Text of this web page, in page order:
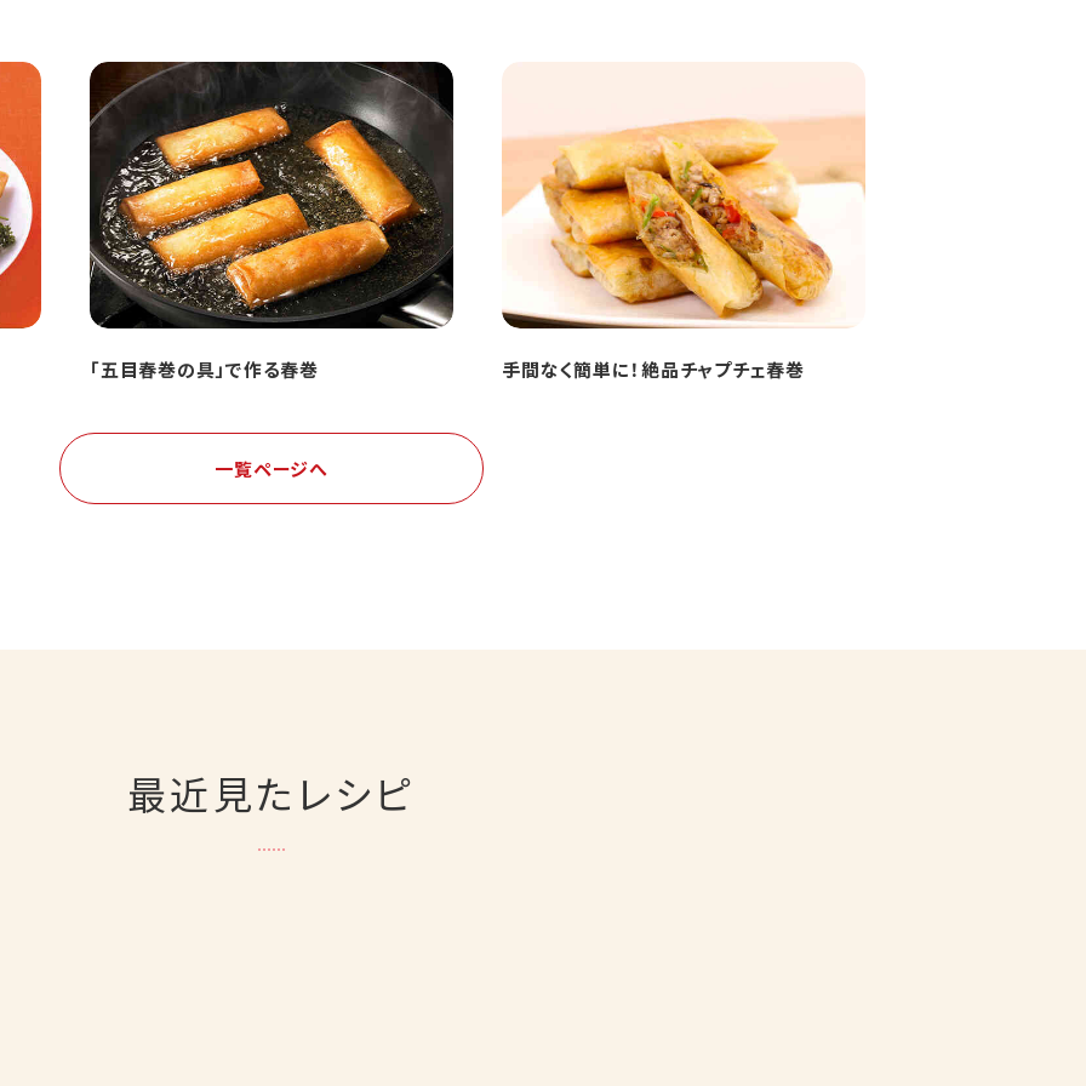
「五目春巻の具」で作る春巻 手間なく簡単に！絶品チャプチェ春巻
一覧ページへ
最近見たレシピ